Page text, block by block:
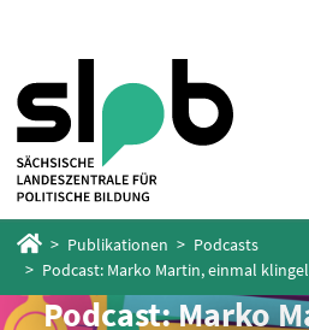
springen
springen
Startseite
Publikationen
Podcasts
Podcast: Marko Martin, einmal
Podcast: Marko